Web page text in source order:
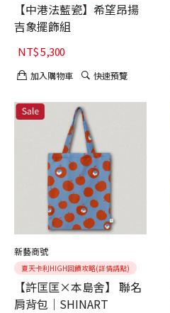
【中港法藍瓷】希望昂揚
吉象擺飾組
NT$5,300
加入購物車 快速預覽
新藝商號
夏天卡利HIGH回饋攻略(詳情請點)
【許匡匡×本島舍】 聯名
肩背包｜SHINART